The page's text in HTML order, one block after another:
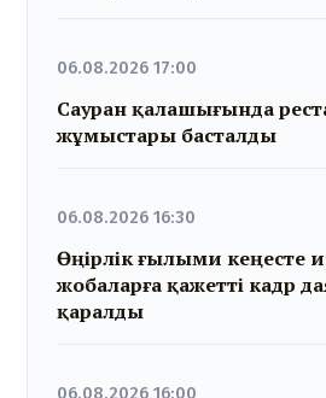
06.08.2026 17:00
Сауран қалашығында
жұмыстары басталды
06.08.2026 16:30
Өңірлік ғылыми кеңесте
жобаларға қажетті кадр
қаралды